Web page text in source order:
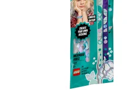
Dostupnost:
Skladem
7730
LEGO